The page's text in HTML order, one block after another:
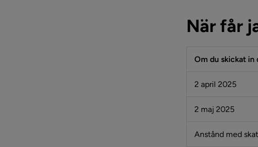
När får
Om du skickat in
2 april 2025
2 maj 2025
Anstånd med